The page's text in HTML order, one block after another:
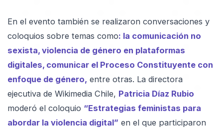
En el evento también se realizaron conversaciones y
coloquios sobre temas como: la comunicación no
sexista, violencia de género en plataformas
digitales, comunicar el Proceso Constituyente con
enfoque de género, entre otras. La directora
ejecutiva de Wikimedia Chile, Patricia Díaz Rubio
moderó el coloquio “Estrategias feministas para
abordar la violencia digital” en el que participaron